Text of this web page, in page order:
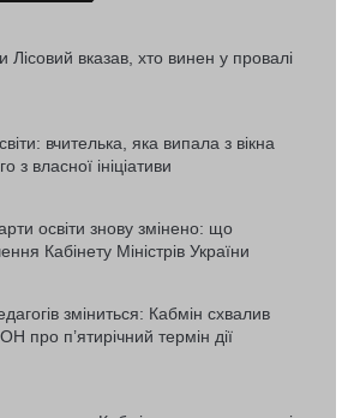
Лісовий вказав, хто винен у провалі
вчителька, яка випала з вікна
з власної ініціативи
освіти знову змінено: що
Кабінету Міністрів України
зміниться: Кабмін схвалив
про п’ятирічний термін дії